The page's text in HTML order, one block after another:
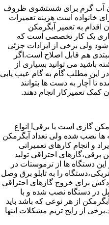
آب گرم برای شستشوی ظروف
خانواده است هزینه تعمیرات
به تعمیر آبگرمکن
یک کار تخصصی است که
ولی برخی از ایرادات جزئی
هم قابل اصلاح است.اگر
باشید می توانید بسیاری از
این مطلب گام به گام عیب یابی
آچار به دست ها بتوانند
کمک تعمیرکار انجام دهند.
گازی است یا برقی! انواع
ها نصب شده ولی تعداد آبگرمکن
و انجام کارهای تعمیراتی
برقی،گازهای احتراقی تولید
دستگاه ها از ترموستات در
را به تابلو برق وصل
برای خروج گازهای احتراقی
در دستگاه نصب شده و با
از هر نوعی که باشد باید
از رایج تریم مشکلات اینها